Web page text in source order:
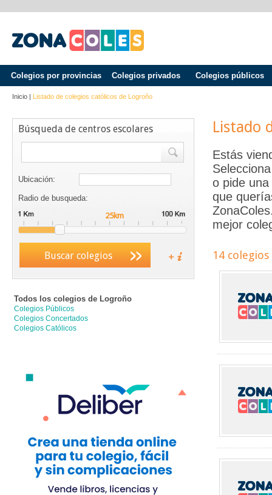
Colegios por provincias Colegios privados Colegios públicos
Inicio | Listado de colegios católicos de Logroño
Búsqueda de centros escolares
Ubicación:
Radio de busqueda:
Buscar colegios
Todos los colegios de Logroño
Colegios Públicos
Colegios Concertados
Colegios Católicos
Listado
Estás
o pide
que
mejor
14